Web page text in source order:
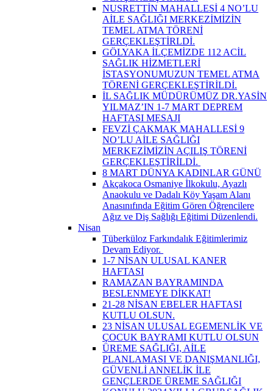
NUSRETTİN MAHALLESİ 4 NO’LU
AİLE SAĞLIĞI MERKEZİMİZİN
TEMEL ATMA TÖRENİ
GERÇEKLEŞTİRLDİ.
GÖLYAKA İLÇEMİZDE 112 ACİL
SAĞLIK HİZMETLERİ
İSTASYONUMUZUN TEMEL ATMA
TÖRENİ GERÇEKLEŞTİRİLDİ.
İL SAĞLIK MÜDÜRÜMÜZ DR.YASİN
YILMAZ’IN 1-7 MART DEPREM
HAFTASI MESAJI
FEVZİ ÇAKMAK MAHALLESİ 9
NO’LU AİLE SAĞLIĞI
MERKEZİMİZİN AÇILIŞ TÖRENİ
GERÇEKLEŞTİRİLDİ. ​
8 MART DÜNYA KADINLAR GÜNÜ
Akçakoca Osmaniye İlkokulu, Ayazlı
Anaokulu ve Dadalı Köy Yaşam Alanı
Anasınıfında Eğitim Gören Öğrencilere
Ağız ve Diş Sağlığı Eğitimi Düzenlendi.
Nisan
Tüberküloz Farkındalık Eğitimlerimiz
Devam Ediyor. ​
1-7 NİSAN ULUSAL KANER
HAFTASI
RAMAZAN BAYRAMINDA
BESLENMEYE DİKKAT!
21-28 NİSAN EBELER HAFTASI
KUTLU OLSUN.
23 NİSAN ULUSAL EGEMENLİK VE
ÇOCUK BAYRAMI KUTLU OLSUN
ÜREME SAĞLIĞI, AİLE
PLANLAMASI VE DANIŞMANLIĞI,
GÜVENLİ ANNELİK İLE
GENÇLERDE ÜREME SAĞLIĞI